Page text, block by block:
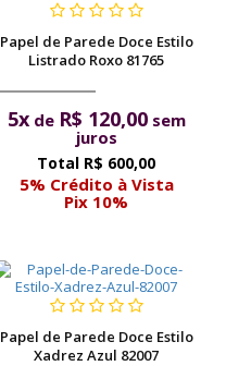
Papel de Parede Doce Estilo
Listrado Roxo 81765
5xde R$ 120,00sem
juros
R$ 600,00
5% Crédito à Vista
Pix 10%
Papel de Parede Doce Estilo
Xadrez Azul 82007